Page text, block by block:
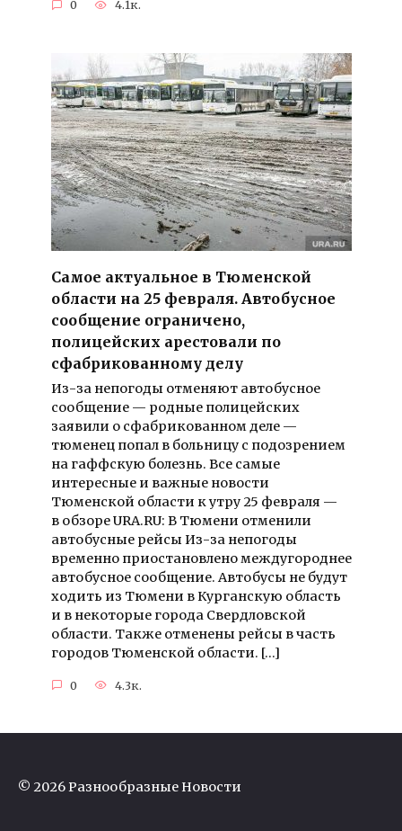
0 4.1к.
Самое актуальное в Тюменской
области на 25 февраля. Автобусное
сообщение ограничено,
полицейских арестовали по
сфабрикованному делу
Из-за непогоды отменяют автобусное
сообщение — родные полицейских
заявили о сфабрикованном деле —
тюменец попал в больницу с подозрением
на гаффскую болезнь. Все самые
интересные и важные новости
Тюменской области к утру 25 февраля —
в обзоре URA.RU: В Тюмени отменили
автобусные рейсы Из-за непогоды
временно приостановлено междугороднее
автобусное сообщение. Автобусы не будут
ходить из Тюмени в Курганскую область
и в некоторые города Свердловской
области. Также отменены рейсы в часть
городов Тюменской области. […]
0 4.3к.
© 2026 Разнообразные Новости